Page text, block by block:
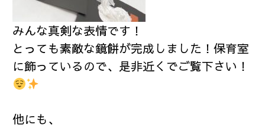
みんな真剣な表情です！
とっても素敵な鏡餅が完成しました！保育室
に飾っているので、是非近くでご覧下さい！
他にも、